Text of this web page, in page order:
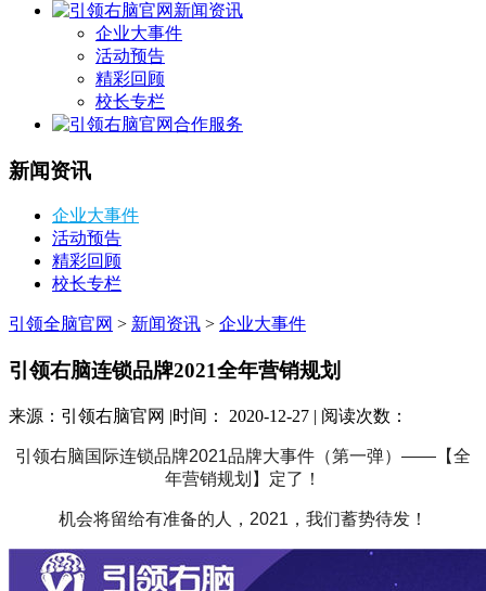
新闻资讯
企业大事件
活动预告
精彩回顾
校长专栏
合作服务
新闻资讯
企业大事件
活动预告
精彩回顾
校长专栏
引领全脑官网 > 新闻资讯 > 企业大事件
引领右脑连锁品牌2021全年营销规划
来源：引领右脑官网 |时间： 2020-12-27 | 阅读次数：
引领右脑国际连锁品牌2021品牌大事件（第一弹）——【全
年营销规划】定了！
机会将留给有准备的人，️2021，我们蓄势待发！